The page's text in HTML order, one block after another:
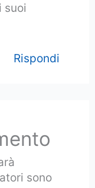
suoi
Rispondi
sono